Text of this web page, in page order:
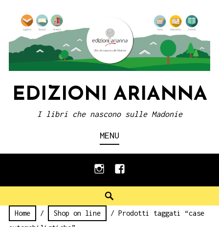
content
EDIZIONI ARIANNA
I libri che nascono sulle Madonie
MENU
instagramfacebook
Home / Shop on line
/ Prodotti taggati “case